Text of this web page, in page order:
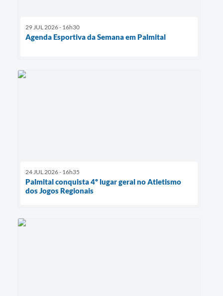
29 JUL 2026 - 16h30
Agenda Esportiva da Semana em Palmital
24 JUL 2026 - 16h35
Palmital conquista 4º lugar geral no Atletismo
dos Jogos Regionais